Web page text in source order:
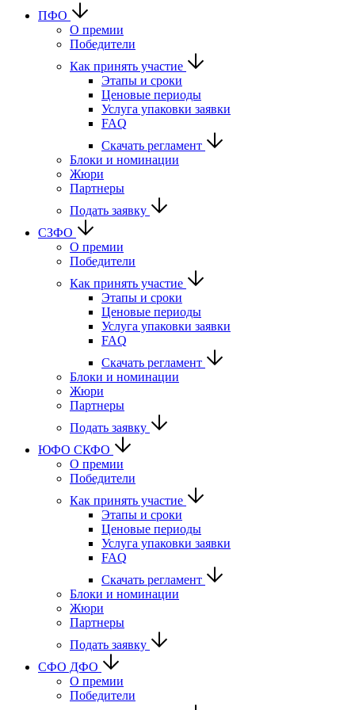
ПФО
О премии
Победители
Как принять участие
Этапы и сроки
Ценовые периоды
Услуга упаковки заявки
FAQ
Скачать регламент
Блоки и номинации
Жюри
Партнеры
Подать заявку
СЗФО
О премии
Победители
Как принять участие
Этапы и сроки
Ценовые периоды
Услуга упаковки заявки
FAQ
Скачать регламент
Блоки и номинации
Жюри
Партнеры
Подать заявку
ЮФО СКФО
О премии
Победители
Как принять участие
Этапы и сроки
Ценовые периоды
Услуга упаковки заявки
FAQ
Скачать регламент
Блоки и номинации
Жюри
Партнеры
Подать заявку
CФО ДФО
О премии
Победители